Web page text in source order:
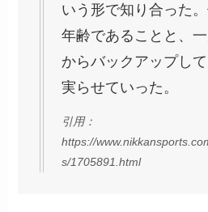
いう形で知り合った
年齢であることと、
からバックアップし
実らせていった。
引用：
https://
s/1705891.html